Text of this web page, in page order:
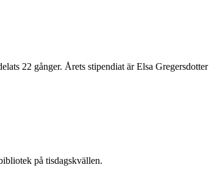
22 gånger. Årets stipendiat är Elsa Gregersdotter
på tisdagskvällen.